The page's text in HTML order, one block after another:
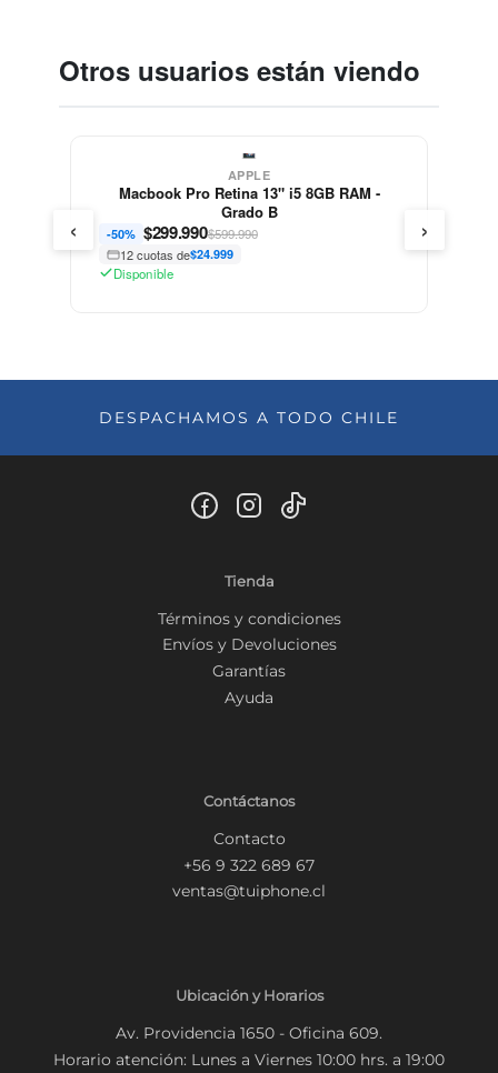
Otros usuarios están viendo
APPLE
Macbook Pro Retina 13" i5 8GB RAM -
Grado B
-50% $299.990$599.990
12 cuotas de$24.999
Disponible
‹ ›
DESPACHAMOS A TODO CHILE
Tienda
Términos y condiciones
Envíos y Devoluciones
Garantías
Ayuda
Contáctanos
Contacto
+56 9 322 689 67
ventas@tuiphone.cl
Ubicación y Horarios
Av. Providencia 1650 - Oficina 609.
Horario atención: Lunes a Viernes 10:00 hrs. a 19:00